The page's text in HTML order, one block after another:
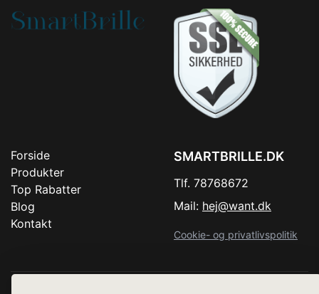
Forside
Produkter
Top Rabatter
Blog
Kontakt
SMARTBRILLE.DK
Tlf. 78768672
Mail: hej@want.dk
Cookie- og privatlivspolitik